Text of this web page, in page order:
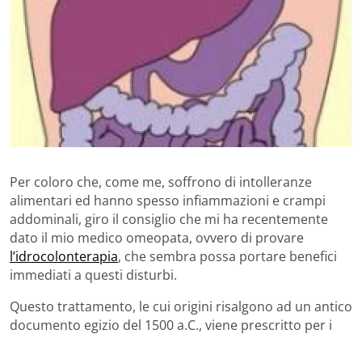
Per coloro che, come me, soffrono di intolleranze
alimentari ed hanno spesso infiammazioni e crampi
addominali, giro il consiglio che mi ha recentemente
dato il mio medico omeopata, ovvero di provare
l’idrocolonterapia, che sembra possa portare benefici
immediati a questi disturbi.
Questo trattamento, le cui origini risalgono ad un antico
documento egizio del 1500 a.C., viene prescritto per i